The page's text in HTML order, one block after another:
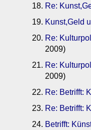
Re:
Kunst,Geld
Re:
2009)
Re:
2009)
Re: Betrifft:
Re: Betrifft:
Betrifft: